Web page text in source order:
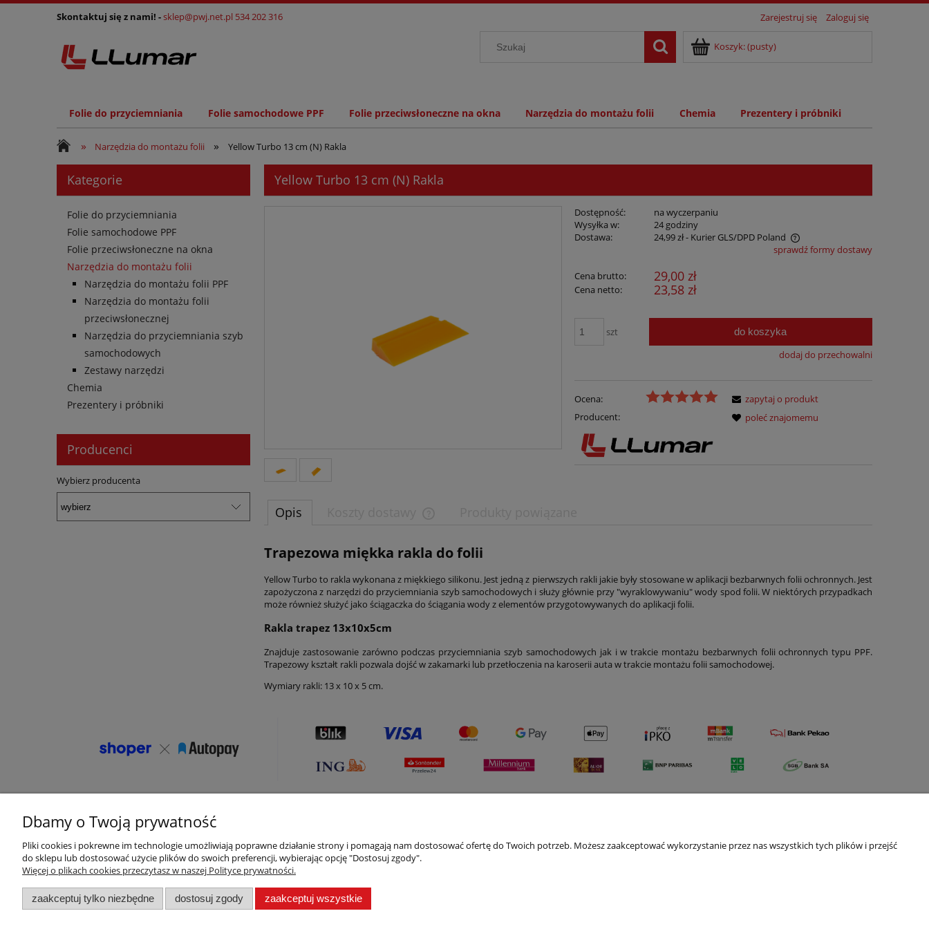
Skontaktuj się z nami! -sklep@pwj.net.pl 534 202 316 Zarejestruj się Zaloguj się
Koszyk:(pusty)
Folie do przyciemniania Folie samochodowe PPF Folie przeciwsłoneczne na okna Narzędzia do montażu folii Chemia Prezentery i próbniki
» Narzędzia do montażu folii » Yellow Turbo 13 cm (N) Rakla
Kategorie
Folie do przyciemniania
Folie samochodowe PPF
Folie przeciwsłoneczne na okna
Narzędzia do montażu folii
Narzędzia do montażu folii PPF
Narzędzia do montażu folii
przeciwsłonecznej
Narzędzia do przyciemniania szyb
samochodowych
Zestawy narzędzi
Chemia
Prezentery i próbniki
Producenci
Wybierz producenta
Yellow Turbo 13 cm (N) Rakla
Dostępność:
na wyczerpaniu
Wysyłka w:
24 godziny
Dostawa:
24,99 zł- Kurier GLS/DPD Poland
sprawdź formy dostawy
Cena brutto: 29,00 zł
Cena netto: 23,58 zł
szt do koszyka
dodaj do przechowalni
Ocena:
Producent:
zapytaj o produkt
poleć znajomemu
Opis
Trapezowa miękka rakla do folii
Yellow Turbo to rakla wykonana z miękkiego silikonu. Jest jedną z pierwszych rakli jakie były stosowane w aplikacji bezbarwnych folii ochronnych. Jest
zapożyczona z narzędzi do przyciemniania szyb samochodowych i służy głównie przy "wyraklowywaniu" wody spod folii. W niektórych przypadkach
może również służyć jako ściągaczka do ściągania wody z elementów przygotowywanych do aplikacji folii.
Rakla trapez 13x10x5cm
Znajduje zastosowanie zarówno podczas przyciemniania szyb samochodowych jak i w trakcie montażu bezbarwnych folii ochronnych typu PPF.
Trapezowy kształt rakli pozwala dojść w zakamarki lub przetłoczenia na karoserii auta w trakcie montażu folii samochodowej.
Wymiary rakli: 13 x 10 x 5 cm.
Pomoc
Zwroty i reklamacje
Regulamin sklepu
Polityka prywatności
Moje konto
Twoje zamówienia
Ustawienia konta
Przechowalnia
Płatności i dostawa Informacje O nas
Dbamy o Twoją prywatność
Pliki cookies i pokrewne im technologie umożliwiają poprawne działanie strony i pomagają nam dostosować ofertę do Twoich potrzeb. Możesz zaakceptować wykorzystanie przez nas wszystkich tych plików i przejść
do sklepu lub dostosować użycie plików do swoich preferencji, wybierając opcję "Dostosuj zgody".
Więcej o plikach cookies przeczytasz w naszej Polityce prywatności.
zaakceptuj tylko niezbędne dostosuj zgody zaakceptuj wszystkie